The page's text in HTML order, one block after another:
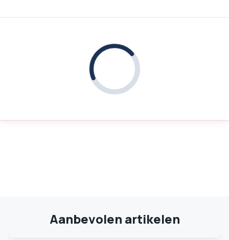
Aanbevolen artikelen